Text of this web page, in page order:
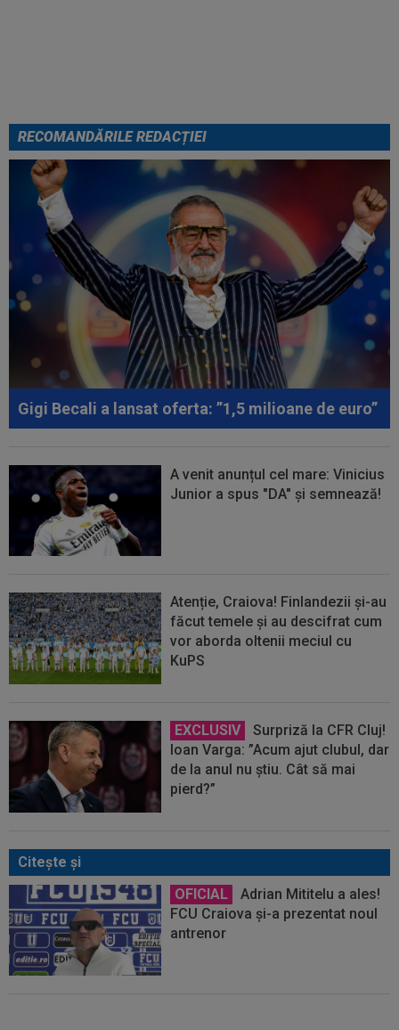
RECOMANDĂRILE REDACȚIEI
Gigi Becali a lansat oferta: ”1,5 milioane de euro”
A venit anunțul cel mare: Vinicius
Junior a spus "DA" și semnează!
Atenție, Craiova! Finlandezii și-au
făcut temele și au descifrat cum
vor aborda oltenii meciul cu
KuPS
EXCLUSIV
Surpriză la CFR Cluj!
Ioan Varga: ”Acum ajut clubul, dar
de la anul nu știu. Cât să mai
pierd?”
Citeşte şi
OFICIAL
Adrian Mititelu a ales!
FCU Craiova și-a prezentat noul
antrenor